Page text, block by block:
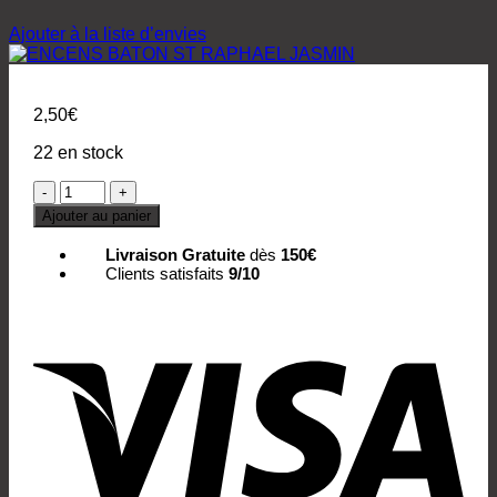
Ajouter à la liste d’envies
2,50€
22 en stock
quantité
de
ENCENS
BATON
ST
Ajouter au panier
Livraison Gratuitedès 150€
Clients satisfaits 9/10